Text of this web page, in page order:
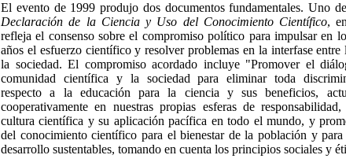
El evento de 1999 produjo dos documentos fundamentales. Uno
Declaración de la Ciencia y Uso del Conocimiento Científico,
refleja el consenso sobre el compromiso político para impulsar en
años el esfuerzo científico y resolver problemas en la interfase
la sociedad. El compromiso acordado incluye "Promover el
comunidad científica y la sociedad para eliminar toda
respecto a la educación para la ciencia y sus beneficios,
cooperativamente en nuestras propias esferas de
cultura científica y su aplicación pacífica en todo el mundo, y
del conocimiento científico para el bienestar de la población y
desarrollo sustentables, tomando en cuenta los principios sociales y